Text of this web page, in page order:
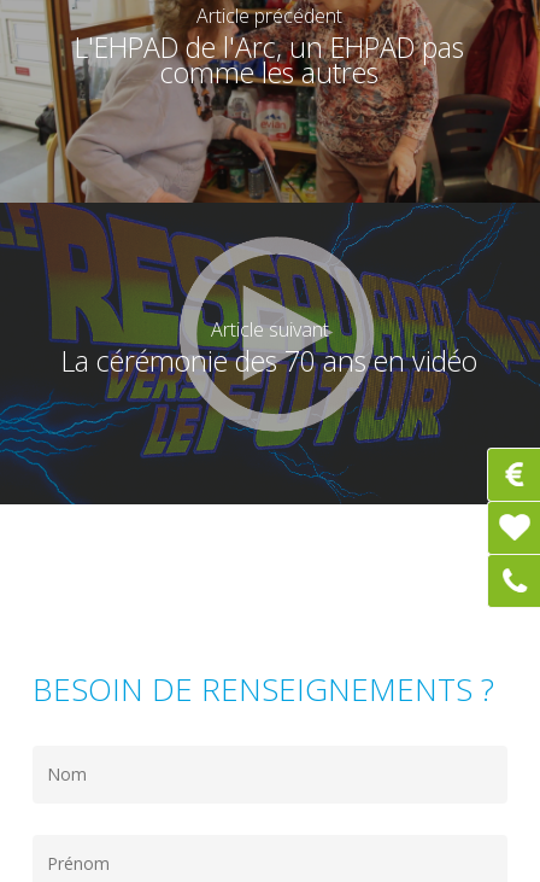
Article précédent
L'EHPAD de l'Arc, un EHPAD pas
comme les autres
Article suivant
La cérémonie des 70 ans en vidéo
BESOIN DE RENSEIGNEMENTS ?